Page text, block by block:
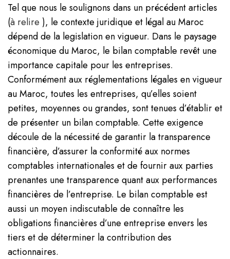
Tel que nous le soulignons dans un précédent articles
(à relire ), le contexte juridique et légal au Maroc
dépend de la legislation en vigueur. Dans le paysage
économique du Maroc, le bilan comptable revêt une
importance capitale pour les entreprises.
Conformément aux réglementations légales en vigueur
au Maroc, toutes les entreprises, qu’elles soient
petites, moyennes ou grandes, sont tenues d’établir et
de présenter un bilan comptable. Cette exigence
découle de la nécessité de garantir la transparence
financière, d’assurer la conformité aux normes
comptables internationales et de fournir aux parties
prenantes une transparence quant aux performances
financières de l’entreprise. Le bilan comptable est
aussi un moyen indiscutable de connaître les
obligations financières d’une entreprise envers les
tiers et de déterminer la contribution des
actionnaires.